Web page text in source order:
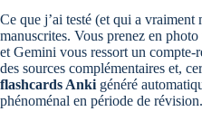
Ce que j’ai testé (et qui a
manuscrites. Vous prenez en
et Gemini vous ressort un compte-
des sources complémentaires et,
flashcards Anki généré
phénoménal en période de révision.